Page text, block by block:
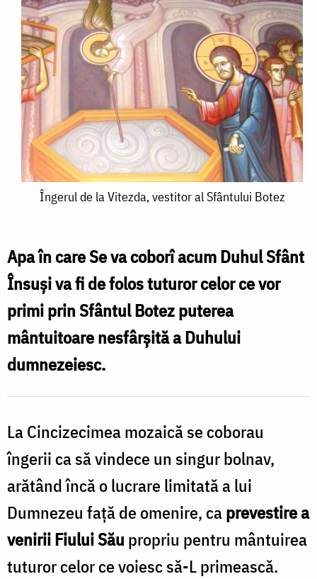
Îngerul
Vitezda,
vestitor
al
Sfântului
Botez
Îngerul de la Vitezda, vestitor al Sfântului Botez
Apa în care Se va coborî acum Duhul Sfânt
Însuși va fi de folos tuturor celor ce vor
primi prin Sfântul Botez puterea
mântuitoare nesfârșită a Duhului
dumnezeiesc.
La Cincizecimea mozaică se coborau
îngerii ca să vindece un singur bolnav,
arătând încă o lucrare limitată a lui
Dumnezeu față de omenire, caprevestire a
venirii Fiului Său propriu pentru mântuirea
tuturor celor ce voiesc să-L primească.